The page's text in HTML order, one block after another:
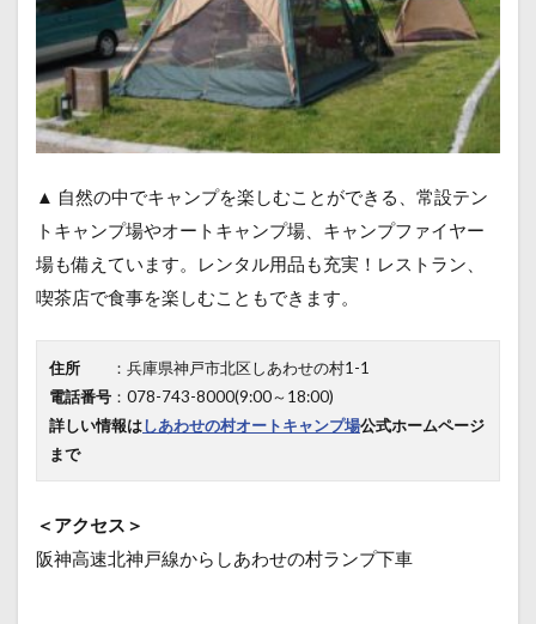
▲ 自然の中でキャンプを楽しむことができる、常設テン
トキャンプ場やオートキャンプ場、キャンプファイヤー
場も備えています。レンタル用品も充実！レストラン、
喫茶店で食事を楽しむこともできます。
住所
：兵庫県神戸市北区しあわせの村1-1
電話番号 ：078-743-8000(9:00～18:00)
詳しい情報はしあわせの村オートキャンプ場公式ホームページ
まで
＜アクセス＞
阪神高速北神戸線からしあわせの村ランプ下車